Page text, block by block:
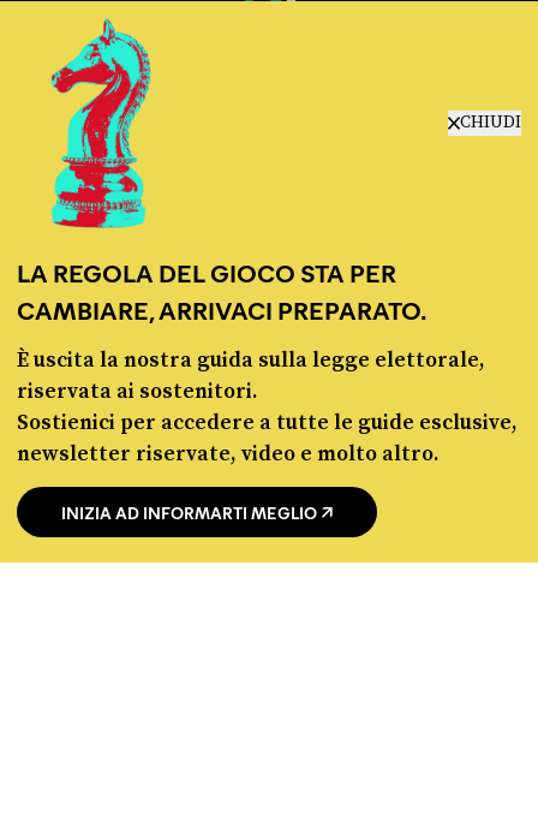
CHIUDI
LA REGOLA DEL GIOCO STA PER
CAMBIARE, ARRIVACI PREPARATO.
È uscita la nostra guida sulla legge elettorale,
riservata ai sostenitori.
Sostienici per accedere a tutte le guide esclusive,
newsletter riservate, video e molto altro.
INIZIA AD INFORMARTI MEGLIO
Fact-checking e informazione
manifesto
redazione
progetti
lavora con noi